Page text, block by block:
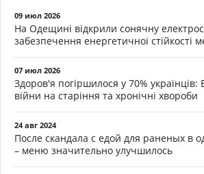
09 июл 2026
На Одещині відкрили сонячну
забезпечення енергетичної стійкості
07 июл 2026
Здоров'я погіршилося у 70%
війни на старіння та хронічні хвороби
24 авг 2024
После скандала с едой для раненых в
– меню значительно улучшилось